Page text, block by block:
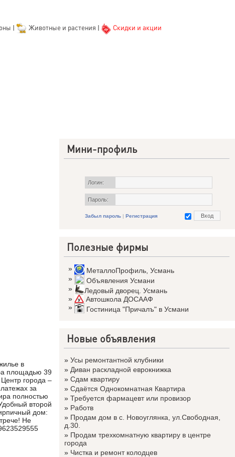
| Животные и растения | Скидки и акции
в
площадью 39
города –
за
полностью
второй
дом:
Не
Мини-профиль
Логин:
Пароль:
Забыл пароль | Регистрация
Полезные фирмы
» МеталлоПрофиль Усмань
»
Объявления Усмани
»
Ледовый дворец. Усмань
»
Автошкола ДОСААФ
»
Гостиница "Причалъ" в Усмани
Новые объявления
» Усы ремонтантной клубники
» Диван раскладной еврокнижка
» Сдам квартиру
» Сдаётся Однокомнатная Квартира
» Требуется фармацевт или провизор
» Работв
» Продам дом в с. Новоуглянка, ул.Свободная,
д.30.
» Продам трехкомнатную квартиру в центре
города
» Чистка и ремонт колодцев